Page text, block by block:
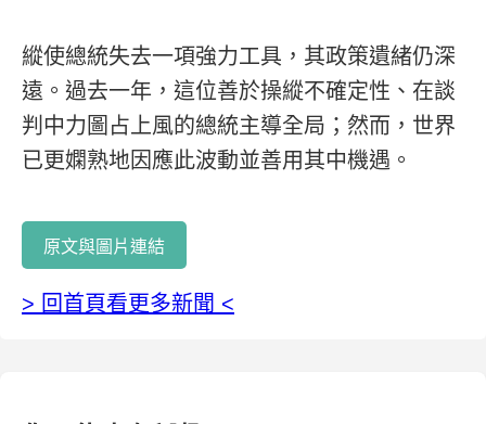
縱使總統失去一項強力工具，其政策遺緒仍深
遠。過去一年，這位善於操縱不確定性、在談
判中力圖占上風的總統主導全局；然而，世界
已更嫻熟地因應此波動並善用其中機遇。
原文與圖片連結
> 回首頁看更多新聞 <